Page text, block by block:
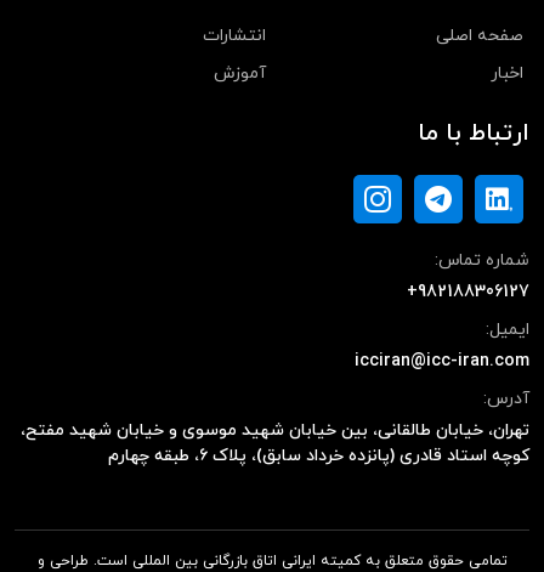
صفحه اصلی
انتشارات
اخبار
آموزش
ارتباط با ما
شماره تماس:
+982188306127
ایمیل:
icciran@icc-iran.com
آدرس:
تهران، خیابان طالقانی، بین خیابان شهید موسوی و خیابان شهید مفتح،
کوچه استاد قادری (پانزده خرداد سابق)، پلاک ۶، طبقه چهارم
تمامی حقوق متعلق به کمیته ایرانی اتاق بازرگانی بین المللی است. طراحی و